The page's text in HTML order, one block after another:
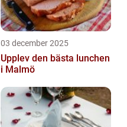
03 december 2025
Upplev den bästa lunchen
i Malmö